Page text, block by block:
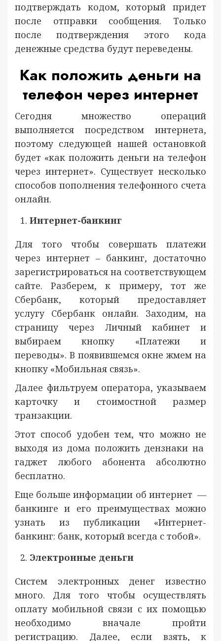
подтверждать кодом, который придет
после отправки сообщения. Только
после подтверждения этого кода
денежные средства будут переведены.
Как положить деньги на
телефон через интернет
Сегодня множество операций
выполняется посредством интернета,
поэтому следующей нашей остановкой
будет «как положить деньги на телефон
через интернет». Существует несколько
способов пополнения телефонного счета
онлайн.
Интернет-банкинг
Для того чтобы совершать платежи
через интернет – банкинг, достаточно
зарегистрироваться на соответствующем
сайте. Разберем, к примеру, тот же
Сбербанк, который предоставляет
услугу Сбербанк онлайн. Заходим, на
страницу через Личный кабинет и
выбираем кнопку «Платежи и
переводы». В появившемся окне жмем на
кнопку «Мобильная связь».
Далее фильтруем оператора, указываем
карточку и стоимостной размер
транзакции.
Этот способ удобен тем, что можно не
выходя из дома положить дензнаки на
гаджет любого абонента абсолютно
бесплатно.
Еще больше информации об интернет —
банкинге и его преимуществах можно
узнать из публикации «Интернет-
банкинг: банк, который всегда с тобой».
Электронные деньги
Систем электронных денег известно
много. Для того чтобы осуществлять
оплату мобильной связи с их помощью
необходимо вначале пройти
регистрацию. Далее, если взять, к